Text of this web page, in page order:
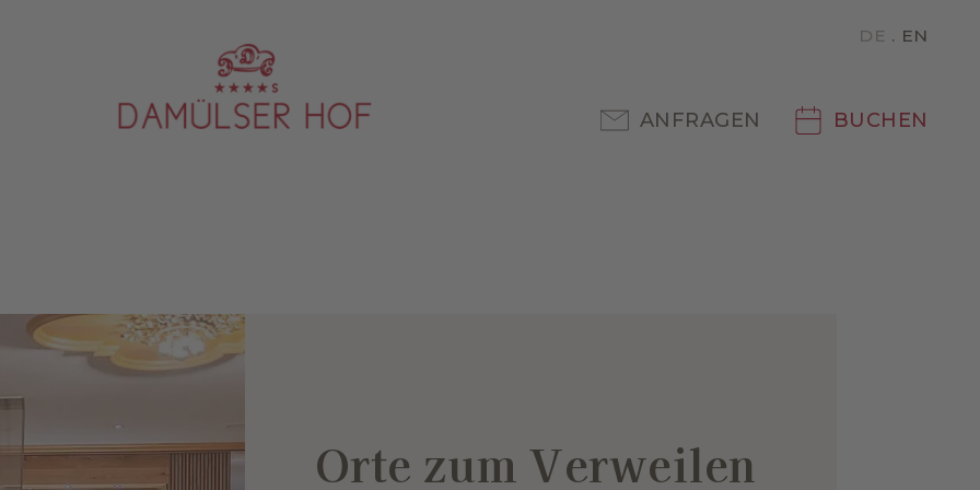
DE EN
ANFRAGEN BUCHEN
Orte zum Verweilen